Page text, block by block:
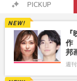
PICKUP
作
邦
週